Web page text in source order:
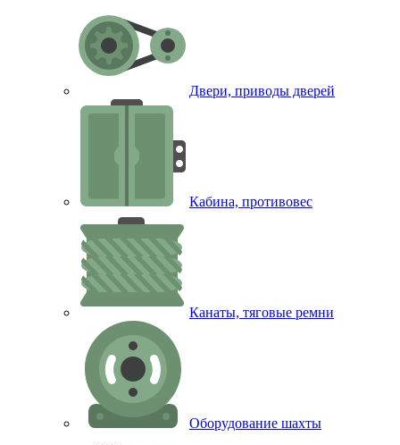
Двери, приводы дверей
Кабина, противовес
Канаты, тяговые ремни
Оборудование шахты